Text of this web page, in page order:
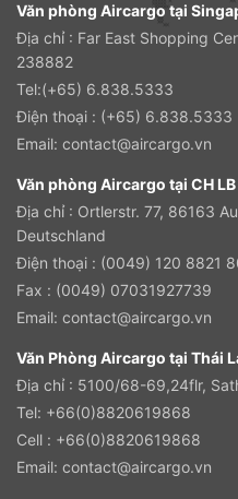
Văn phòng Aircargo tại
Địa chỉ : Far East Shopping
238882
Tel:(+65) 6.838.5333
Điện thoại : (+65) 6.838.5333
Email: contact@aircargo.vn
Văn phòng Aircargo tại CH
Địa chỉ : Ortlerstr. 77, 86163
Deutschland
Điện thoại : (0049) 120 8821
Fax : (0049) 07031927739
Email: contact@aircargo.vn
Văn Phòng Aircargo tại Thái
Địa chỉ : 5100/68-69,24flr,
Tel: +66(0)8820619868
Cell : +66(0)8820619868
Email: contact@aircargo.vn